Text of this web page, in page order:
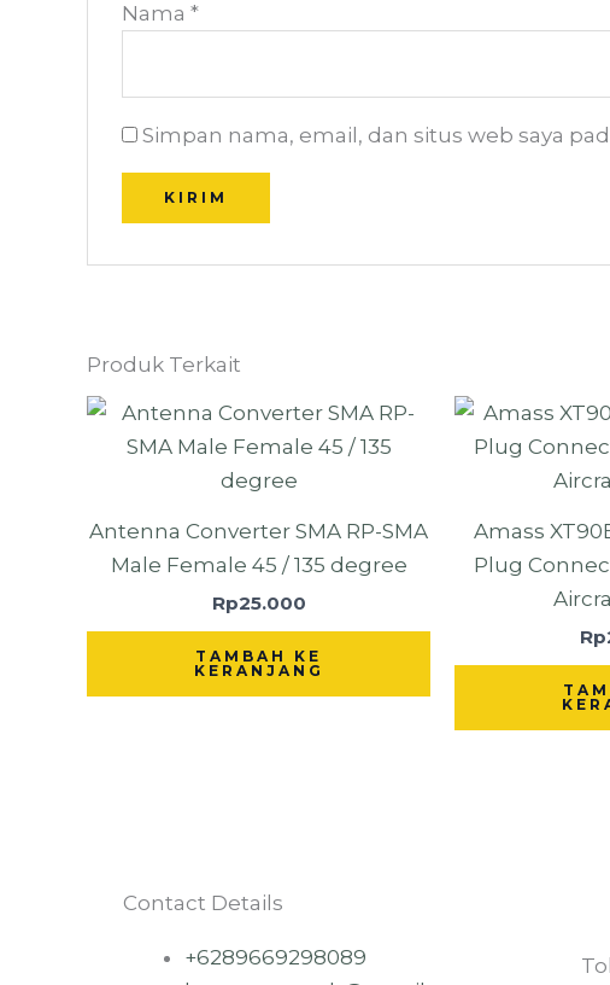
Nama*
Simpan nama, email, dan situs web saya
Produk Terkait
Antenna Converter SMA RP-SMA
Male Female 45 / 135 degree
Rp25.000
TAMBAH KE
KERANJANG
Amass
Plug
Rp
Contact Details
+6289669298089